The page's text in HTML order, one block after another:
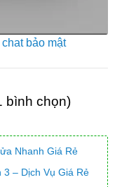
bảo mật
bình chọn)
Nhanh Giá Rẻ
– Dịch Vụ Giá Rẻ